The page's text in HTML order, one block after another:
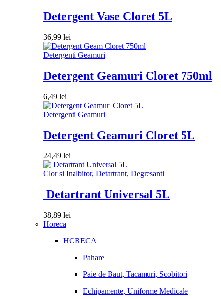
Detergent Vase Cloret 5L
36,99 lei
Detergenti Geamuri
Detergent Geamuri Cloret 750ml
6,49 lei
Detergenti Geamuri
Detergent Geamuri Cloret 5L
24,49 lei
Clor si Inalbitor, Detartrant, Degresanti
Detartrant Universal 5L
38,89 lei
Horeca
HORECA
Pahare
Paie de Baut, Tacamuri, Scobitori
Echipamente, Uniforme Medicale